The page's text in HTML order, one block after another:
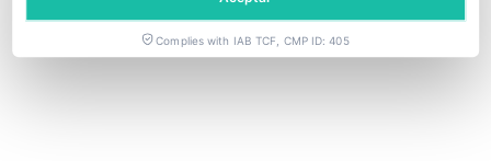
Complies with IAB TCF, CMP ID: 405